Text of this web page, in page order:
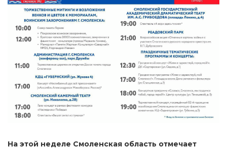
На этой неделе Смоленская область отмечает